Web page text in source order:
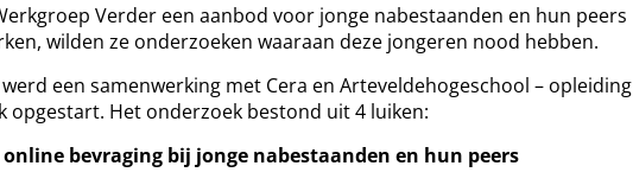
Verder een aanbod voor jonge nabestaanden en hun peers
wilden ze onderzoeken waaraan deze jongeren nood hebben.
een samenwerking met Cera en Arteveldehogeschool – opleiding
opgestart. Het onderzoek bestond uit 4 luiken:
online bevraging bij jonge nabestaanden en hun peers